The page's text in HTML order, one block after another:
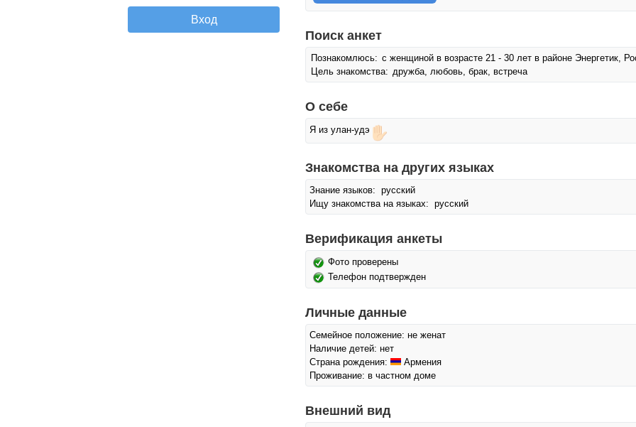
Поиск анкет
Познакомлюсь: с женщиной в возрасте 21 - 30 лет в районе Энергетик,
Цель знакомства: дружба, любовь, брак, встреча
О себе
Я из улан-удэ
Знакомства на других языках
Знание языков: русский
Ищу знакомства на языках: русский
Верификация анкеты
Фото проверены
Телефон подтвержден
Личные данные
Семейное положение: не женат
Наличие детей: нет
Страна рождения:
Армения
Проживание: в частном доме
Внешний вид